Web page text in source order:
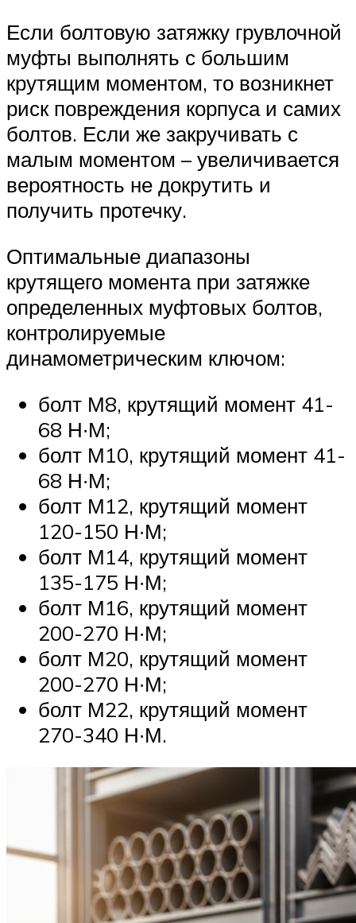
Если болтовую затяжку грувлочной
муфты выполнять с большим
крутящим моментом, то возникнет
риск повреждения корпуса и самих
болтов. Если же закручивать с
малым моментом – увеличивается
вероятность не докрутить и
получить протечку.
Оптимальные диапазоны
крутящего момента при затяжке
определенных муфтовых болтов,
контролируемые
динамометрическим ключом:
болт М8, крутящий момент 41-
68 Н∙М;
болт М10, крутящий момент 41-
68 Н∙М;
болт М12, крутящий момент
120-150 Н∙М;
болт М14, крутящий момент
135-175 Н∙М;
болт М16, крутящий момент
200-270 Н∙М;
болт М20, крутящий момент
200-270 Н∙М;
болт М22, крутящий момент
270-340 Н∙М.